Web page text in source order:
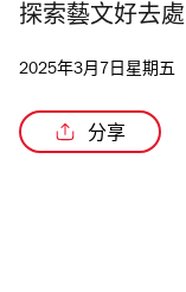
探索藝文好去處
2025年3月7日星期五
分享